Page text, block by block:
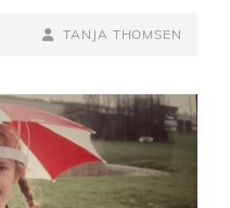
BY
BYLINE
TANJA THOMSEN